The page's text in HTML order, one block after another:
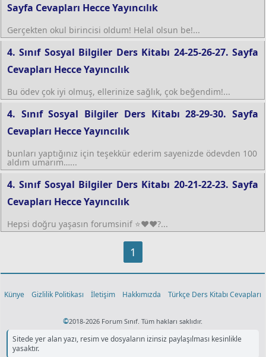
Sayfa Cevapları Hecce Yayıncılık
Gerçekten okul birincisi oldum! Helal olsun be!...
4. Sınıf Sosyal Bilgiler Ders Kitabı 24-25-26-27. Sayfa
Cevapları Hecce Yayıncılık
Bu ödev çok iyi olmuş, ellerinize sağlık, çok beğendim!...
4. Sınıf Sosyal Bilgiler Ders Kitabı 28-29-30. Sayfa
Cevapları Hecce Yayıncılık
bunları yaptığınız için teşekkür ederim sayenizde ödevden 100
aldım umarım…...
4. Sınıf Sosyal Bilgiler Ders Kitabı 20-21-22-23. Sayfa
Cevapları Hecce Yayıncılık
Hepsi doğru yaşasın forumsinif ⭐❤❤?...
1
Künye Gizlilik Politikası İletişim Hakkımızda Türkçe Ders Kitabı Cevapları
©2018-2026 Forum Sınıf. Tüm hakları saklıdır.
Sitede yer alan yazı, resim ve dosyaların izinsiz paylaşılması kesinlikle
yasaktır.